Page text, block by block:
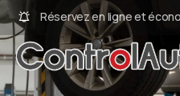
Réservez en ligne et